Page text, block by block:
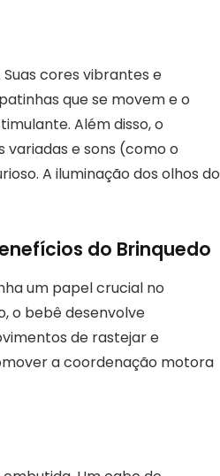
cores vibrantes e
que se movem e o
Além disso, o
variadas e sons (como o
A iluminação dos olhos do
do Brinquedo
um papel crucial no
o bebê desenvolve
de rastejar e
a coordenação motora